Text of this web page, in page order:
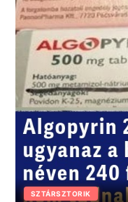
SZTÁRSZTORIK